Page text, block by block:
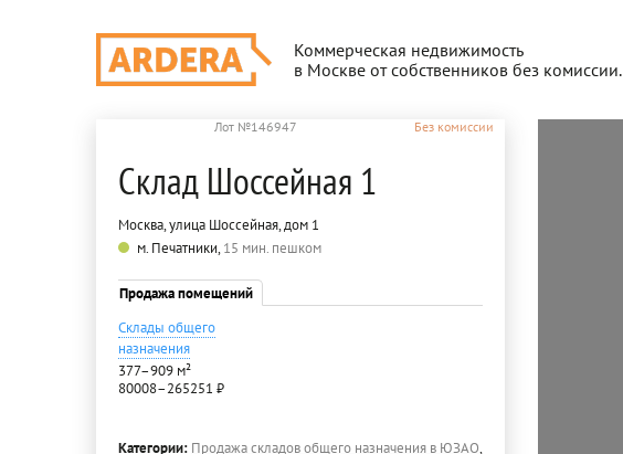
Коммерческая недвижимость
в Москве от собственников без комиссии.
Лот №146947 Без комиссии
Склад Шоссейная 1
Москва, улица Шоссейная, дом 1
м. Печатники,15 мин. пешком
Продажа помещений
Склады общего
назначения
377–909 м²
80008–265251 ₽
Категории: Продажа складов общего назначения в ЮЗАО,